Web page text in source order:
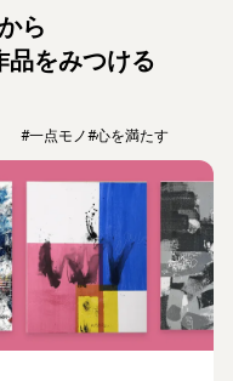
ら
品をみつける
#一点モノ#心を満たす